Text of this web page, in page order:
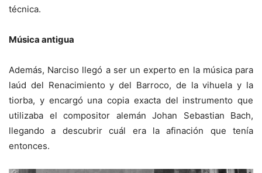
técnica.
Música antigua
Además, Narciso llegó a ser un experto en la música para
laúd del Renacimiento y del Barroco, de la vihuela y la
tiorba, y encargó una copia exacta del instrumento que
utilizaba el compositor alemán Johan Sebastian Bach,
llegando a descubrir cuál era la afinación que tenía
entonces.